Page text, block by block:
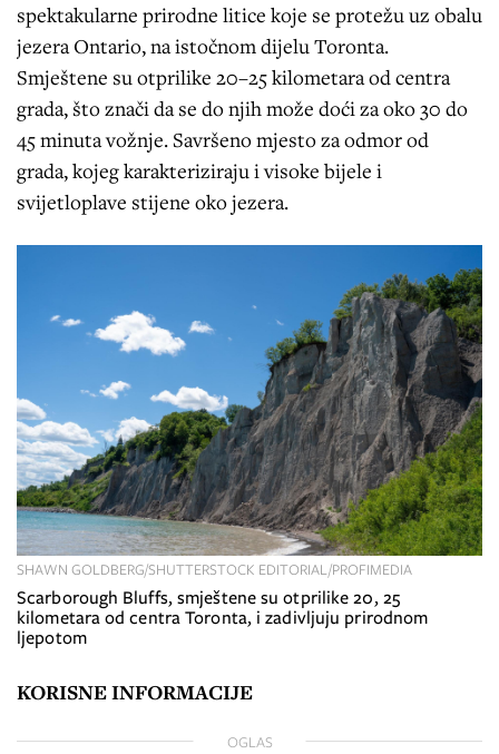
spektakularne prirodne litice koje se protežu uz obalu
jezera Ontario, na istočnom dijelu Toronta.
Smještene su otprilike 20–25 kilometara od centra
grada, što znači da se do njih može doći za oko 30 do
45 minuta vožnje. Savršeno mjesto za odmor od
grada, kojeg karakteriziraju i visoke bijele i
svijetloplave stijene oko jezera.
Scarborough Bluffs, smještene su otprilike 20, 25
kilometara od centra Toronta, i zadivljuju prirodnom
ljepotom
SHAWN GOLDBERG/SHUTTERSTOCK EDITORIAL/PROFIMEDIA
KORISNE INFORMACIJE
OGLAS